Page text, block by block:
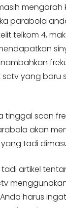
mengarah
parabola
telkom 4,
yang baru
tinggal scan
akan
tadi
tadi artikel
harus